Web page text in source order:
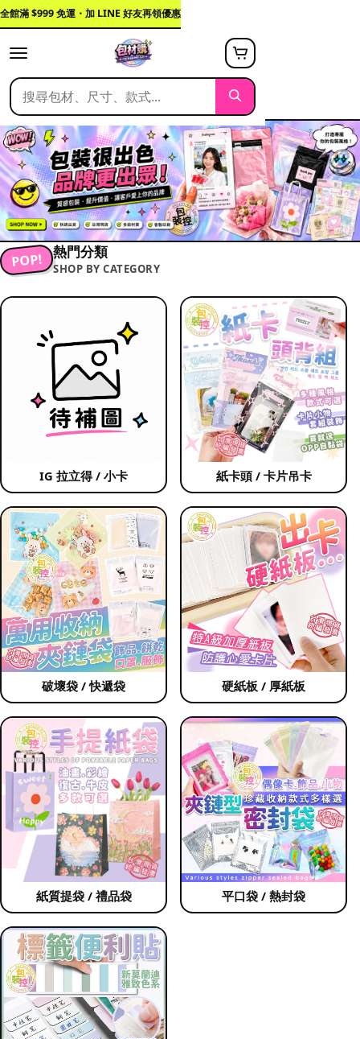
全館滿 $999 免運・加 LINE 好友再領優惠
POP! 熱門分類
SHOP BY CATEGORY
IG 拉立得 / 小卡 紙卡頭 / 卡片吊卡
破壞袋 / 快遞袋 硬紙板 / 厚紙板
紙質提袋 / 禮品袋 平口袋 / 熱封袋